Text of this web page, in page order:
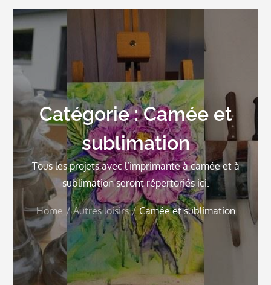
Catégorie :Camée et
sublimation
Tous les projets avec l’imprimante à camée et à
sublimation seront répertoriés ici.
Home Autres loisirs Camée et sublimation